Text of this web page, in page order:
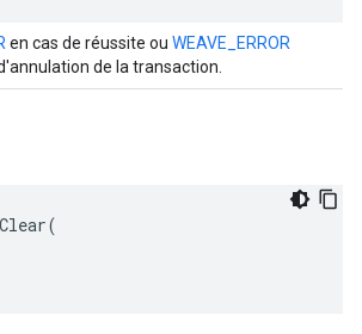
en cas de réussite ou WEAVE_ERROR
de la transaction.